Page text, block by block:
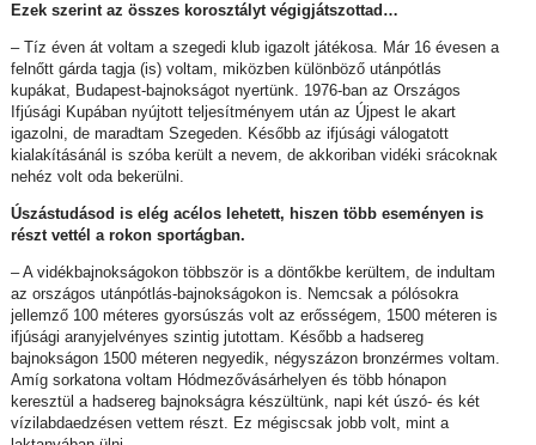
Ezek szerint az összes korosztályt végigjátszottad…
– Tíz éven át voltam a szegedi klub igazolt játékosa. Már 16 évesen a
felnőtt gárda tagja (is) voltam, miközben különböző utánpótlás
kupákat, Budapest-bajnokságot nyertünk. 1976-ban az Országos
Ifjúsági Kupában nyújtott teljesítményem után az Újpest le akart
igazolni, de maradtam Szegeden. Később az ifjúsági válogatott
kialakításánál is szóba került a nevem, de akkoriban vidéki srácoknak
nehéz volt oda bekerülni.
Úszástudásod is elég acélos lehetett, hiszen több eseményen is
részt vettél a rokon sportágban.
– A vidékbajnokságokon többször is a döntőkbe kerültem, de indultam
az országos utánpótlás-bajnokságokon is. Nemcsak a pólósokra
jellemző 100 méteres gyorsúszás volt az erősségem, 1500 méteren is
ifjúsági aranyjelvényes szintig jutottam. Később a hadsereg
bajnokságon 1500 méteren negyedik, négyszázon bronzérmes voltam.
Amíg sorkatona voltam Hódmezővásárhelyen és több hónapon
keresztül a hadsereg bajnokságra készültünk, napi két úszó- és két
vízilabdaedzésen vettem részt. Ez mégiscsak jobb volt, mint a